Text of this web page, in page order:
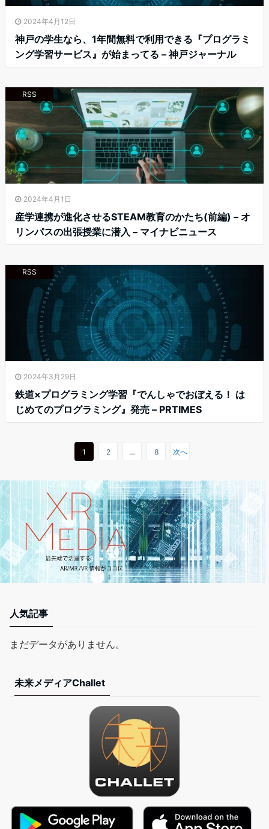
2024年4月12日
神戸の学生なら、1年間無料で利用できる『プログラミ
ング学習サービス』が始まってる – 神戸ジャーナル
RSS
2024年4月1日
産学連携が進化させるSTEAM教育のかたち(前編) – オ
リンパスの出張授業に潜入 – マイナビニュース
RSS
2024年3月29日
鉄道×プログラミング学習『でんしゃでおぼえる！ は
じめてのプログラミング』発売 – PRTIMES
1 2 … 8 次へ
人気記事
まだデータがありません。
未来メディアChallet